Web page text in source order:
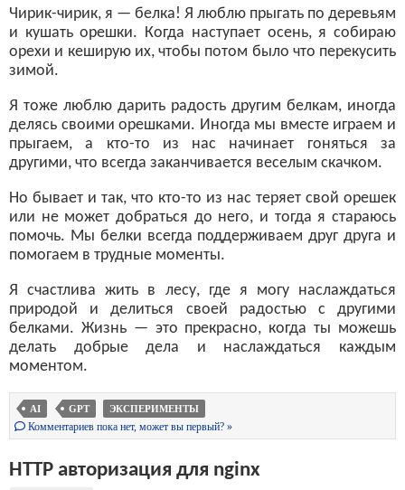
Чирик-чирик, я — белка! Я люблю прыгать по деревьям
и кушать орешки. Когда наступает осень, я собираю
орехи и кеширую их, чтобы потом было что перекусить
зимой.
Я тоже люблю дарить радость другим белкам, иногда
делясь своими орешками. Иногда мы вместе играем и
прыгаем, а кто-то из нас начинает гоняться за
другими, что всегда заканчивается веселым скачком.
Но бывает и так, что кто-то из нас теряет свой орешек
или не может добраться до него, и тогда я стараюсь
помочь. Мы белки всегда поддерживаем друг друга и
помогаем в трудные моменты.
Я счастлива жить в лесу, где я могу наслаждаться
природой и делиться своей радостью с другими
белками. Жизнь — это прекрасно, когда ты можешь
делать добрые дела и наслаждаться каждым
моментом.
AI GPT ЭКСПЕРИМЕНТЫ
Комментариев пока нет, может вы первый? »
HTTP авторизация для nginx